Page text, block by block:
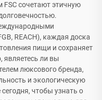
FSC сочетают этичную
REACH), каждая доска
пищи и сохраняет
являетесь ли вы
люксового бренда,
и экологическую
чтобы узнать о